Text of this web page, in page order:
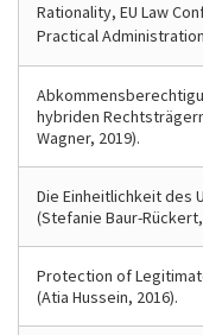
Rationality, EU Law
Practical
hybriden Rechtsträgern
Wagner, 2019).
Die Einheitlichkeit des
(Stefanie Baur-Rückert,
Protection of
(Atia Hussein, 2016).